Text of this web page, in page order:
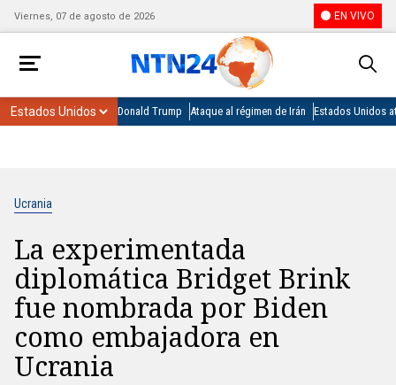
Viernes, 07 de agosto de 2026 EN VIVO
Donald Trump Ataque al régimen de Irán Estados Unidos
Ucrania
La experimentada
diplomática Bridget Brink
fue nombrada por Biden
como embajadora en
Ucrania